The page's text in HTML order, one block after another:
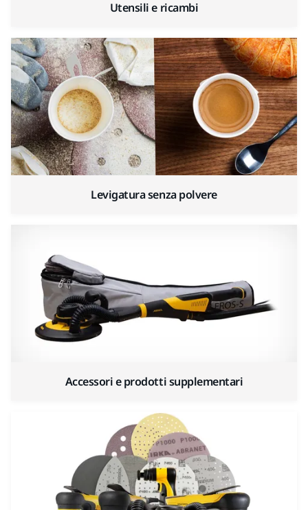
Utensili e ricambi
Levigatura senza polvere
Accessori e prodotti supplementari